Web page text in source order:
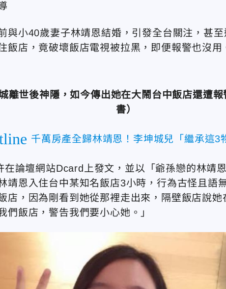
與小40歲妻子林靖恩結婚，引發全台關注，甚
飯店，竟破壞飯店電視被拉黑，即便報警也沒用
離世後神隱，如今傳出她在大鬧台中飯店還遭
書）
千萬房產全歸林靖恩！李坤城兒「繼承這3
在論壇網站Dcard上發文，並以「爺孫戀的林靖
靖恩入住台中某知名飯店3小時，行為古怪且語
店，因為剛看到她從那裡走出來，隔壁飯店說
們飯店，警告我們要小心她。」